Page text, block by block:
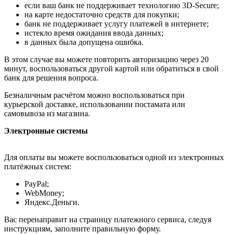
если ваш банк не поддерживает технологию 3D-Secure;
на карте недостаточно средств для покупки;
банк не поддерживает услугу платежей в интернете;
истекло время ожидания ввода данных;
в данных была допущена ошибка.
В этом случае вы можете повторить авторизацию через 20
минут, воспользоваться другой картой или обратиться в свой
банк для решения вопроса.
Безналичным расчётом можно воспользоваться при
курьерской доставке, использовании постамата или
самовывоза из магазина.
Электронные системы
Для оплаты вы можете воспользоваться одной из электронных
платёжных систем:
PayPal;
WebMoney;
Яндекс.Деньги.
Вас перенаправит на страницу платежного сервиса, следуя
инструкциям, заполните правильную форму.